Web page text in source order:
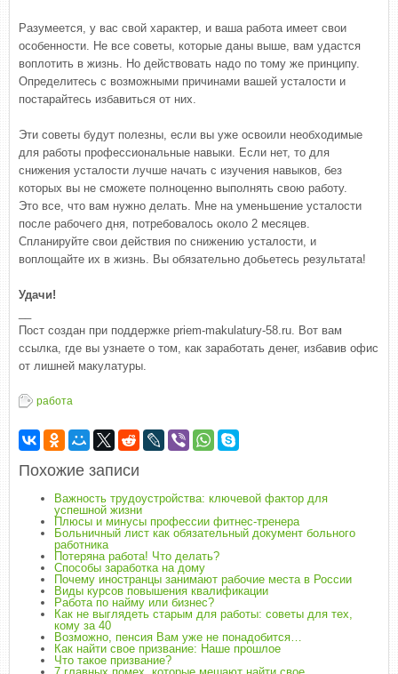
Разумеется, у вас свой характер, и ваша работа имеет свои
особенности. Не все советы, которые даны выше, вам удастся
воплотить в жизнь. Но действовать надо по тому же принципу.
Определитесь с возможными причинами вашей усталости и
постарайтесь избавиться от них.
Эти советы будут полезны, если вы уже освоили необходимые
для работы профессиональные навыки. Если нет, то для
снижения усталости лучше начать с изучения навыков, без
которых вы не сможете полноценно выполнять свою работу.
Это все, что вам нужно делать. Мне на уменьшение усталости
после рабочего дня, потребовалось около 2 месяцев.
Спланируйте свои действия по снижению усталости, и
воплощайте их в жизнь. Вы обязательно добьетесь результата!
Удачи!
Пост создан при поддержке priem-makulatury-58.ru. Вот вам
ссылка, где вы узнаете о том, как заработать денег, избавив офис
от лишней макулатуры.
работа
Похожие записи
Важность трудоустройства: ключевой фактор для
успешной жизни
Плюсы и минусы профессии фитнес-тренера
Больничный лист как обязательный документ больного
работника
Потеряна работа! Что делать?
Способы заработка на дому
Почему иностранцы занимают рабочие места в России
Виды курсов повышения квалификации
Работа по найму или бизнес?
Как не выглядеть старым для работы: советы для тех,
кому за 40
Возможно, пенсия Вам уже не понадобится…
Как найти свое призвание: Наше прошлое
Что такое призвание?